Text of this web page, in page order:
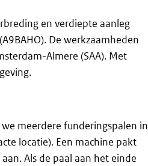
en verdiepte aanleg
De werkzaamheden
Almere (SAA). Met
meerdere funderingspalen in
locatie). Een machine pakt
Als de paal aan het einde